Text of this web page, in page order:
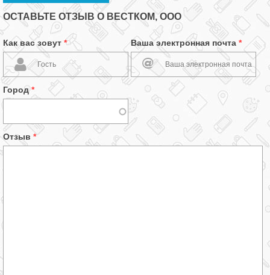
ОСТАВЬТЕ ОТЗЫВ О ВЕСТКОМ, ООО
Как вас зовут * Ваша электронная почта *
Город*
Отзыв *